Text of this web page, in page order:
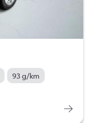
93 g/km